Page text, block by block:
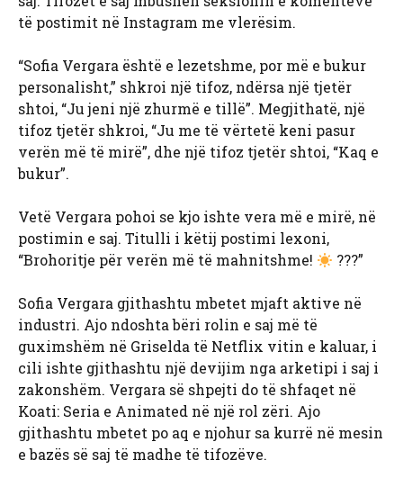
të postimit në Instagram me vlerësim.
“Sofia Vergara është e lezetshme, por më e bukur
personalisht,” shkroi një tifoz, ndërsa një tjetër
shtoi, “Ju jeni një zhurmë e tillë”. Megjithatë, një
tifoz tjetër shkroi, “Ju me të vërtetë keni pasur
verën më të mirë”, dhe një tifoz tjetër shtoi, “Kaq e
bukur”.
Vetë Vergara pohoi se kjo ishte vera më e mirë, në
postimin e saj. Titulli i këtij postimi lexoni,
“Brohoritje për verën më të mahnitshme!
???”
Sofia Vergara gjithashtu mbetet mjaft aktive në
industri. Ajo ndoshta bëri rolin e saj më të
guximshëm në Griselda të Netflix vitin e kaluar, i
cili ishte gjithashtu një devijim nga arketipi i saj i
zakonshëm. Vergara së shpejti do të shfaqet në
Koati: Seria e Animated në një rol zëri. Ajo
gjithashtu mbetet po aq e njohur sa kurrë në mesin
e bazës së saj të madhe të tifozëve.